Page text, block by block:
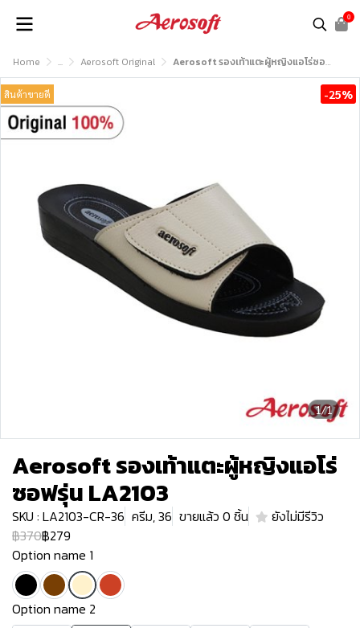
0
Home ... Aerosoft Original Aerosoft รองเท้าแตะผู้หญิงแอโร่ซอฟรุ่น LA2103
1/1
สินค้าขายดี -25%
Aerosoft รองเท้าแตะผู้หญิงแอโร่
ซอฟรุ่น LA2103
SKU : LA2103-CR-36 ครีม, 36 ขายแล้ว 0 ชิ้น
ยังไม่มีรีวิว
฿370฿279
Option name 1
Option name 2